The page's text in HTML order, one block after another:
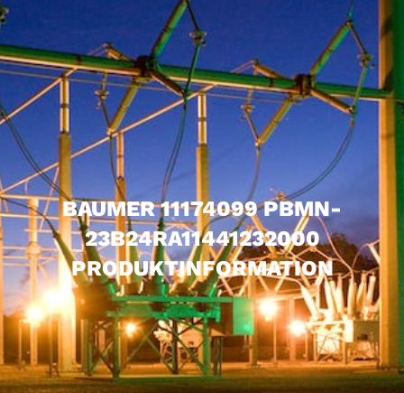
BAUMER 11174099 PBMN-
23B24RA11441232000
PRODUKTINFORMATION